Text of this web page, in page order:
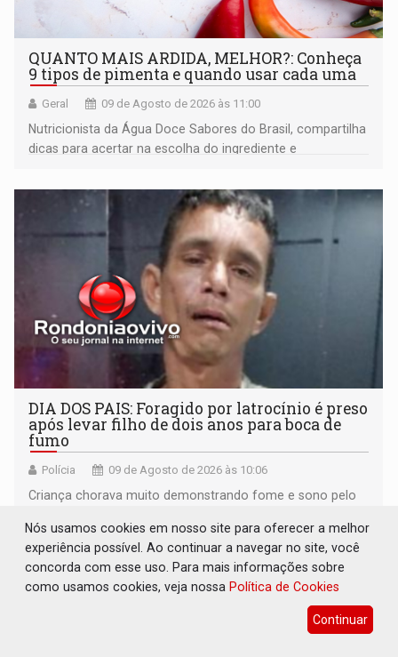
QUANTO MAIS ARDIDA, MELHOR?: Conheça
9 tipos de pimenta e quando usar cada uma
Geral 09 de Agosto de 2026 às 11:00
Nutricionista da Água Doce Sabores do Brasil, compartilha
dicas para acertar na escolha do ingrediente e
DIA DOS PAIS: Foragido por latrocínio é preso
após levar filho de dois anos para boca de
fumo
Polícia 09 de Agosto de 2026 às 10:06
Criança chorava muito demonstrando fome e sono pelo
Nós usamos cookies em nosso site para oferecer a melhor
experiência possível. Ao continuar a navegar no site, você
concorda com esse uso. Para mais informações sobre
como usamos cookies, veja nossa Política de Cookies
Continuar